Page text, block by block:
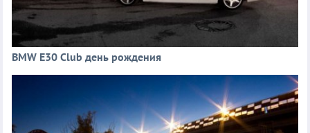
BMW E30 Club день рождения